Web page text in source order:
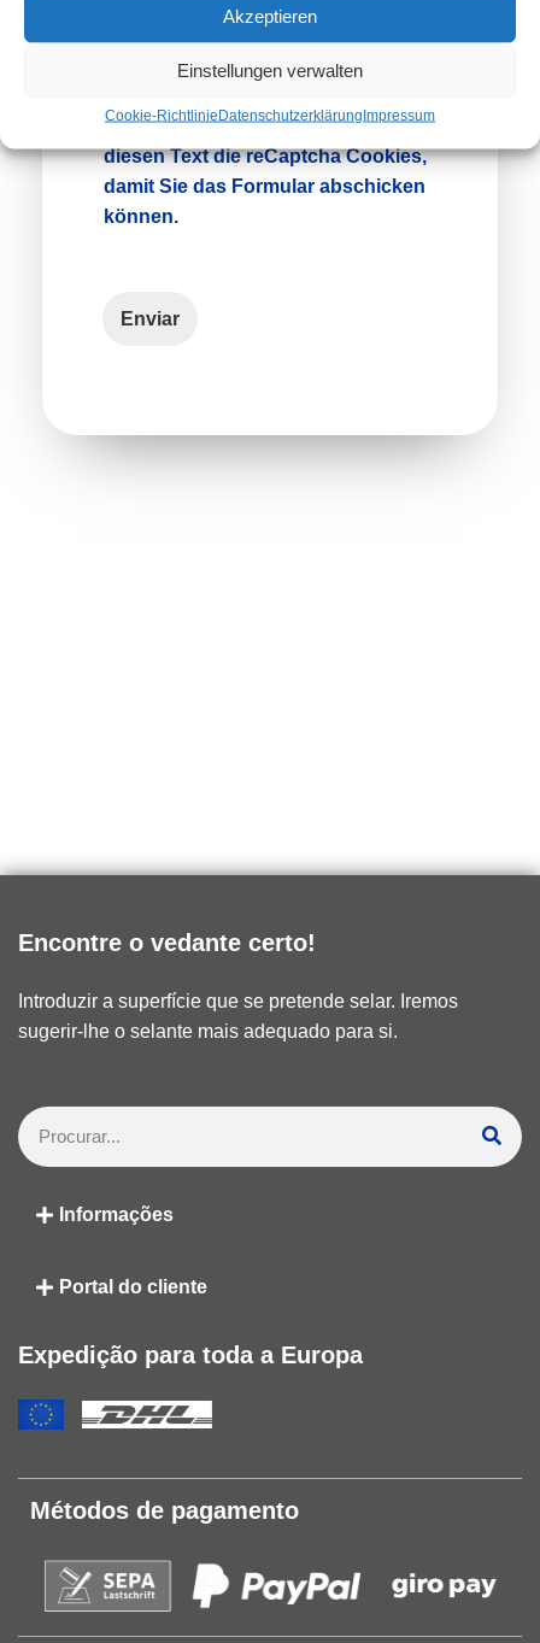
Akzeptieren
Einstellungen verwalten
Cookie-RichtlinieDatenschutzerklärungImpressum
Bitte akzeptieren Sie mit Klick auf
diesen Text die reCaptcha Cookies,
damit Sie das Formular abschicken
können.
Enviar
Encontre o vedante certo!
Introduzir a superfície que se pretende selar. Iremos
sugerir-lhe o selante mais adequado para si.
Informações
Portal do cliente
Expedição para toda a Europa
Métodos de pagamento